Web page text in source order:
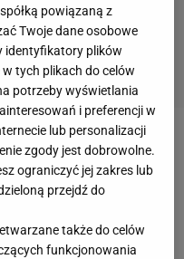
jak Aniołek Victoria's
pasję. Właśnie
MISTRZOSTWA ŚWIATA
powiązaną z
Twoje dane osobowe
identyfikatory plików
tych plikach do celów
potrzeby wyświetlania
i preferencji w
lub personalizacji
zgody jest dobrowolne.
ograniczyć jej zakres lub
przejdź do
także do celów
funkcjonowania